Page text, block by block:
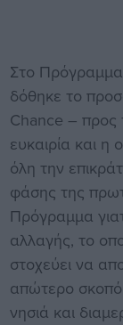
Στο
δόθηκε το
Chance – προς
ευκαιρία και
όλη την
φάσης της
Πρόγραμμα
αλλαγής, το
στοχεύει να
απώτερο σκοπό
νησιά και